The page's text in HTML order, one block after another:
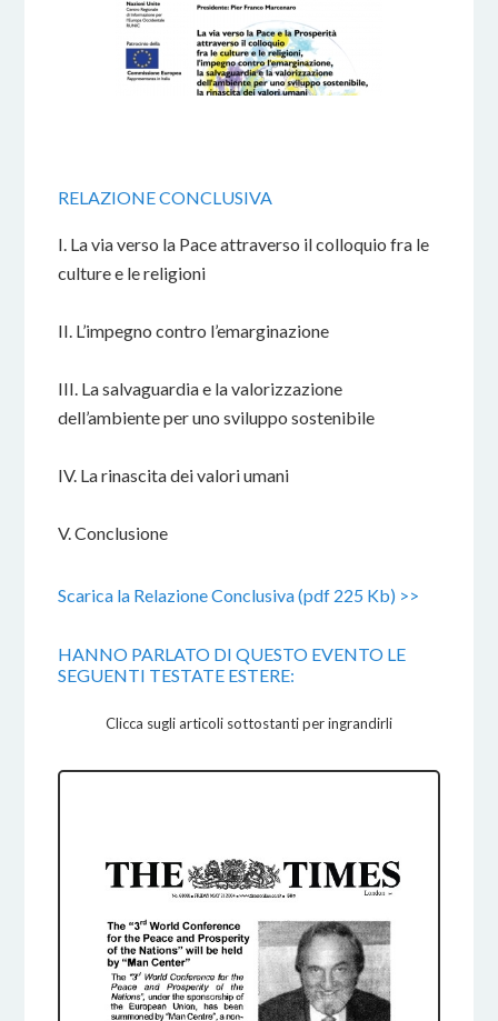
RELAZIONE CONCLUSIVA
I. La via verso la Pace attraverso il colloquio fra le
culture e le religioni
II. L’impegno contro l’emarginazione
III. La salvaguardia e la valorizzazione
dell’ambiente per uno sviluppo sostenibile
IV. La rinascita dei valori umani
V. Conclusione
Scarica la Relazione Conclusiva (pdf 225 Kb) >>
HANNO PARLATO DI QUESTO EVENTO LE
SEGUENTI TESTATE ESTERE:
Clicca sugli articoli sottostanti per ingrandirli